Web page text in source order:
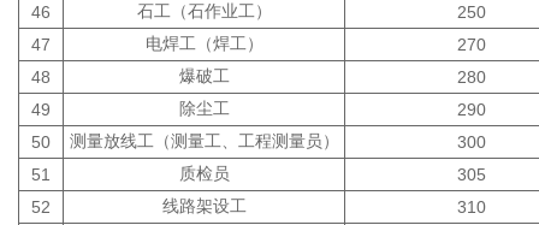
46
石工（石作业工）
250
47
电焊工（焊工）
270
48
爆破工
280
49
除尘工
290
50
测量放线工（测量工、工程测量员）
300
51
质检员
305
52
线路架设工
310